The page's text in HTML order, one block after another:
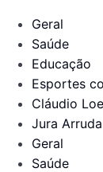
Geral
Saúde
Educação
Esportes
Cláudio
Jura Arruda
Geral
Saúde